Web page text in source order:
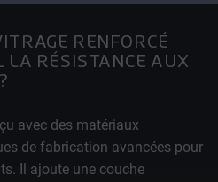
RENFORCÉ
RÉSISTANCE AUX
avec des matériaux
de fabrication avancées pour
Il ajoute une couche